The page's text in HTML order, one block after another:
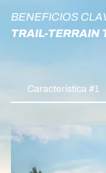
BENEFICIOS
TRAIL-TERRAIN
Característica #1